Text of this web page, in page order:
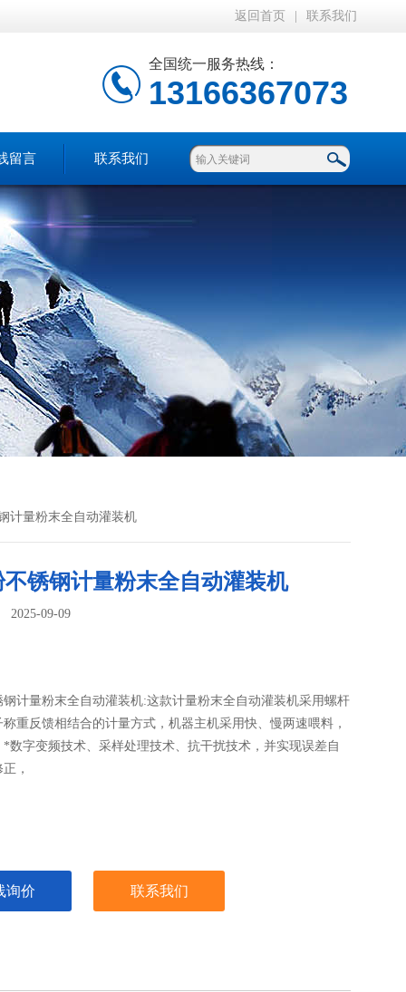
返回首页 联系我们
全国统一服务热线：
13166367073
留言 联系我们
计量粉末全自动灌装机
不锈钢计量粉末全自动灌装机
2025-09-09
钢计量粉末全自动灌装机:这款计量粉末全自动灌装机​采用螺杆
重反馈相结合的计量方式，机器主机采用快、慢两速喂料，
*数字变频技术、采样处理技术、抗干扰技术，并实现误差自
，
询价 联系我们